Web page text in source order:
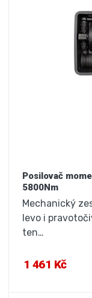
Posilovač
5800Nm
Mechanický
levo i
ten…
1 461 Kč